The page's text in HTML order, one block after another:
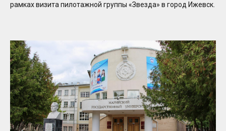
рамках визита пилотажной группы «Звезда» в город Ижевск.